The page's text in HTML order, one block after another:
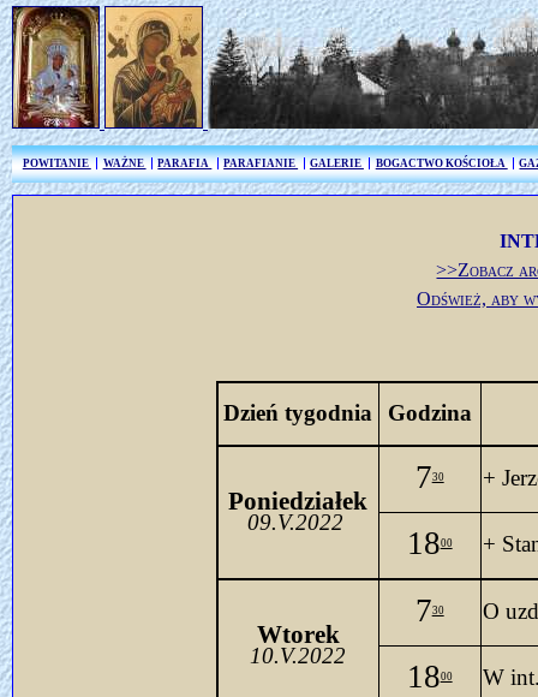
POWITANIE WAŻNE PARAFIA PARAFIANIE GALERIE BOGACTWO KOŚCIOŁA
>>Zobacz
Odśwież, aby
Dzień tygodnia Godzina
Poniedziałek
09.V.2022
730 +
1800 +
Wtorek
10.V.2022
730 O
1800 W